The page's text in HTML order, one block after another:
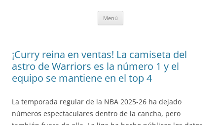
Menú
¡Curry reina en ventas! La camiseta del
astro de Warriors es la número 1 y el
equipo se mantiene en el top 4
La temporada regular de la NBA 2025-26 ha dejado
números espectaculares dentro de la cancha, pero